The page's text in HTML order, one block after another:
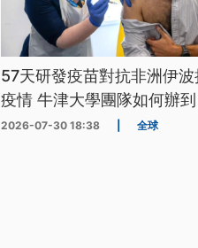
57天研發疫苗對抗非洲伊
疫情 牛津大學團隊如何辦
2026-07-30 18:38 全球